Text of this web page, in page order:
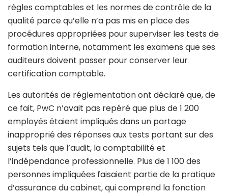
règles comptables et les normes de contrôle de la
qualité parce qu’elle n’a pas mis en place des
procédures appropriées pour superviser les tests de
formation interne, notamment les examens que ses
auditeurs doivent passer pour conserver leur
certification comptable.
Les autorités de réglementation ont déclaré que, de
ce fait, PwC n’avait pas repéré que plus de 1 200
employés étaient impliqués dans un partage
inapproprié des réponses aux tests portant sur des
sujets tels que l’audit, la comptabilité et
l’indépendance professionnelle. Plus de 1 100 des
personnes impliquées faisaient partie de la pratique
d’assurance du cabinet, qui comprend la fonction